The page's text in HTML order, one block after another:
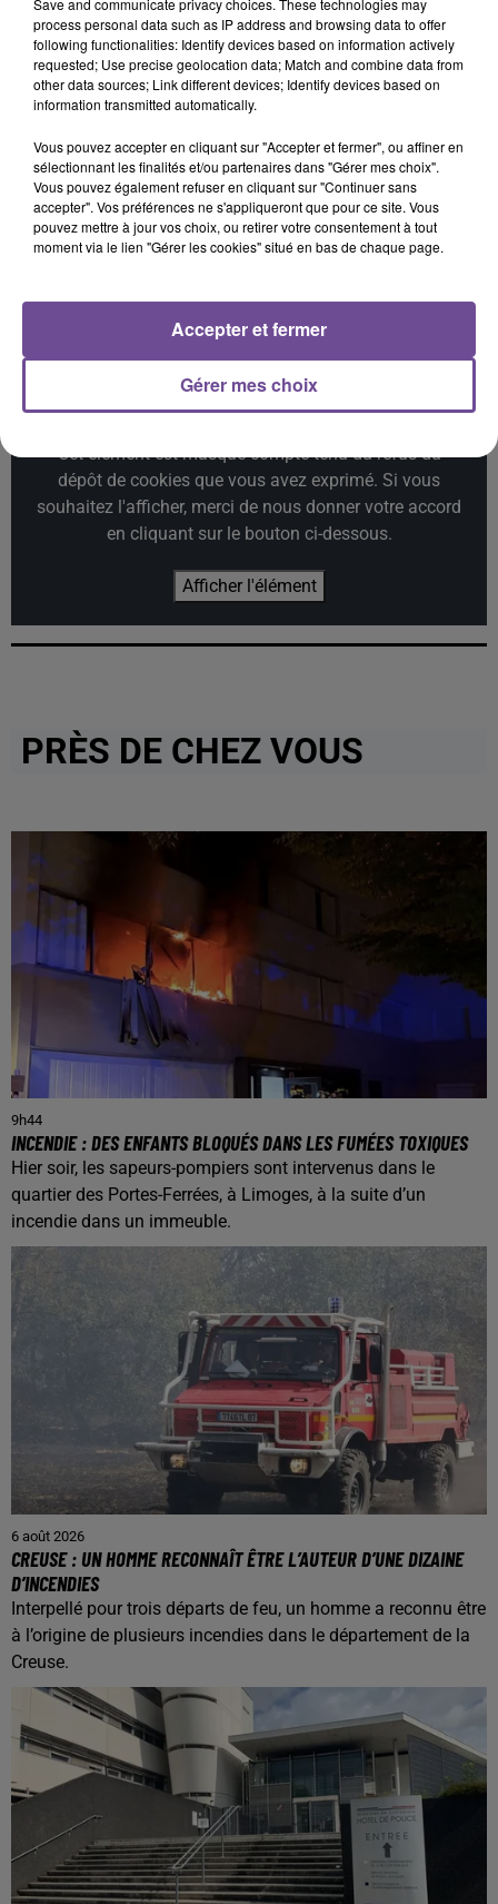
TAME IMPALA, JENNIE
Dracula (jennie Remix
- Boys Noize Disko
Version)
ULTRA NATE, HUGEL,
IMAEL ANGEL
Movin' To The Sun
(extended Mix)
OFENBACH
Four To The Floor
Ibiza Life Summer Again
Les Yeux De Laura -
Cet élément est masqué compte-tenu du refus du
dépôt de cookies que vous avez exprimé. Si vous
souhaitez l'afficher, merci de nous donner votre accord
en cliquant sur le bouton ci-dessous.
Afficher l'élément
PRÈS DE CHEZ VOUS
9h44
INCENDIE : DES ENFANTS BLOQUÉS DANS LES FUMÉES TOXIQUES
Hier soir, les sapeurs-pompiers sont intervenus dans le
quartier des Portes-Ferrées, à Limoges, à la suite d’un
incendie dans un immeuble.
6 août 2026
CREUSE : UN HOMME RECONNAÎT ÊTRE L’AUTEUR D’UNE DIZAINE
D’INCENDIES
Interpellé pour trois départs de feu, un homme a reconnu être
à l’origine de plusieurs incendies dans le département de la
Creuse.
process personal data such as IP address and browsing data to offer
following functionalities: Identify devices based on information actively
requested; Use precise geolocation data; Match and combine data from
other data sources; Link different devices; Identify devices based on
information transmitted automatically.
Vous pouvez accepter en cliquant sur "Accepter et fermer", ou affiner en
sélectionnant les finalités et/ou partenaires dans "Gérer mes choix".
Vous pouvez également refuser en cliquant sur "Continuer sans
accepter". Vos préférences ne s'appliqueront que pour ce site. Vous
pouvez mettre à jour vos choix, ou retirer votre consentement à tout
moment via le lien "Gérer les cookies" situé en bas de chaque page.
Gérer mes choix
Accepter et fermer